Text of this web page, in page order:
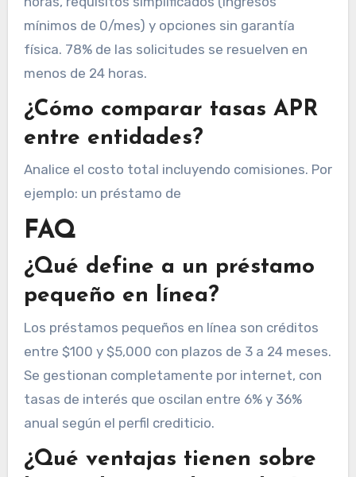
mínimos de 0/mes) y opciones sin garantía
física. 78% de las solicitudes se resuelven en
menos de 24 horas.
¿Cómo comparar tasas APR
entre entidades?
Analice el costo total incluyendo comisiones. Por
ejemplo: un préstamo de
FAQ
¿Qué define a un préstamo
pequeño en línea?
Los préstamos pequeños en línea son créditos
entre $100 y $5,000 con plazos de 3 a 24 meses.
Se gestionan completamente por internet, con
tasas de interés que oscilan entre 6% y 36%
anual según el perfil crediticio.
¿Qué ventajas tienen sobre